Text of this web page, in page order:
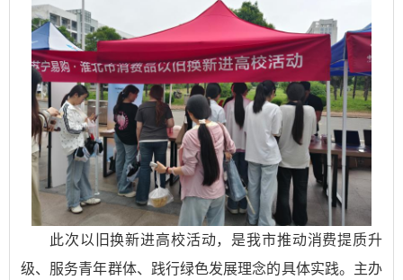
此次以旧换新进高校活动，是我市推动消费提质升
级、服务青年群体、践行绿色发展理念的具体实践。主办